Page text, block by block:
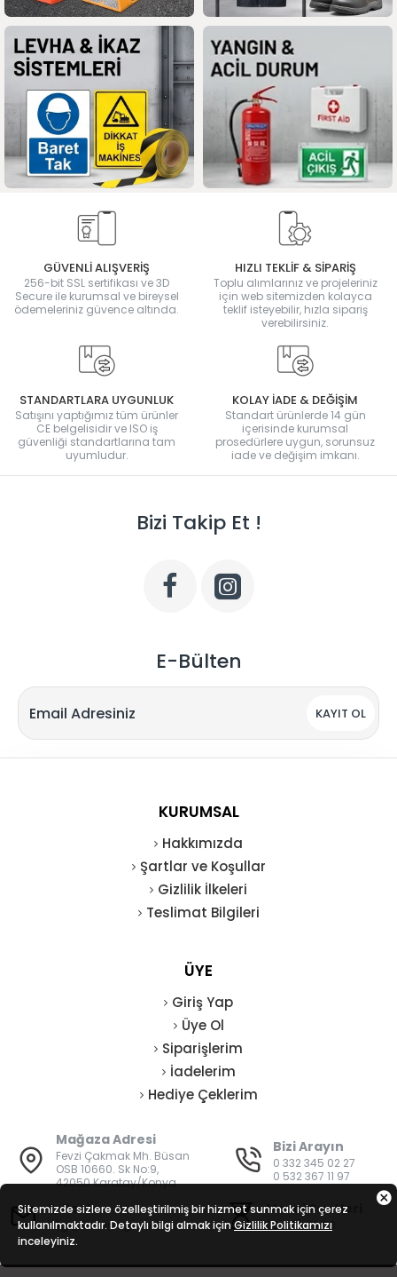
GÜVENLİ ALIŞVERİŞ
256-bit SSL sertifikası ve 3D
Secure ile kurumsal ve bireysel
ödemeleriniz güvence altında.
HIZLI TEKLİF & SİPARİŞ
Toplu alımlarınız ve projeleriniz
için web sitemizden kolayca
teklif isteyebilir, hızla sipariş
verebilirsiniz.
STANDARTLARA UYGUNLUK
Satışını yaptığımız tüm ürünler
CE belgelisidir ve ISO iş
güvenliği standartlarına tam
uyumludur.
KOLAY İADE & DEĞİŞİM
Standart ürünlerde 14 gün
içerisinde kurumsal
prosedürlere uygun, sorunsuz
iade ve değişim imkanı.
Bizi Takip Et !
E-Bülten
KAYIT OL
KURUMSAL
Hakkımızda
Şartlar ve Koşullar
Gizlilik İlkeleri
Teslimat Bilgileri
ÜYE
Giriş Yap
Üye Ol
Siparişlerim
İadelerim
Hediye Çeklerim
Mağaza Adresi
Fevzi Çakmak Mh. Büsan
OSB 10660. Sk No:9,
42050 Karatay/Konya
Bizi Arayın
0 332 345 02 27
0 532 367 11 97
E-Posta
bilgi@vatanisguvenligi.com
Mesai Saatleri
08:00 - 19:00
Sitemizde sizlere özelleştirilmiş bir hizmet sunmak için çerez
kullanılmaktadır. Detaylı bilgi almak için Gizlilik Politikamızı
inceleyiniz.